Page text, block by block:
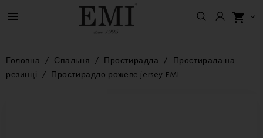
 shopping_cart 
Головна Спальня Простирадла
Простирала на
резинці
Простирадло рожеве jersey EMI